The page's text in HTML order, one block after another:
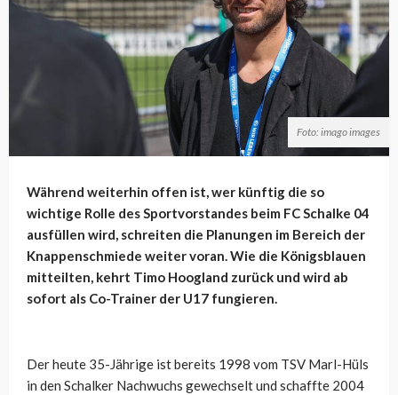
Foto: imago images
Während weiterhin offen ist, wer künftig die so
wichtige Rolle des Sportvorstandes beim FC Schalke 04
ausfüllen wird, schreiten die Planungen im Bereich der
Knappenschmiede weiter voran. Wie die Königsblauen
mitteilten, kehrt Timo Hoogland zurück und wird ab
sofort als Co-Trainer der U17 fungieren.
Der heute 35-Jährige ist bereits 1998 vom TSV Marl-Hüls
in den Schalker Nachwuchs gewechselt und schaffte 2004